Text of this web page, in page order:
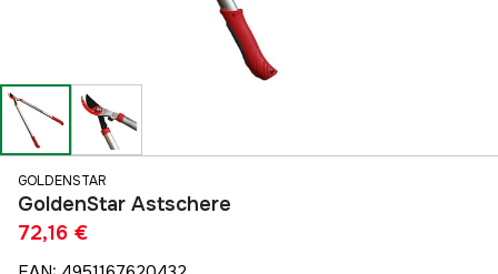
GOLDENSTAR
GoldenStar Astschere
72,16 €